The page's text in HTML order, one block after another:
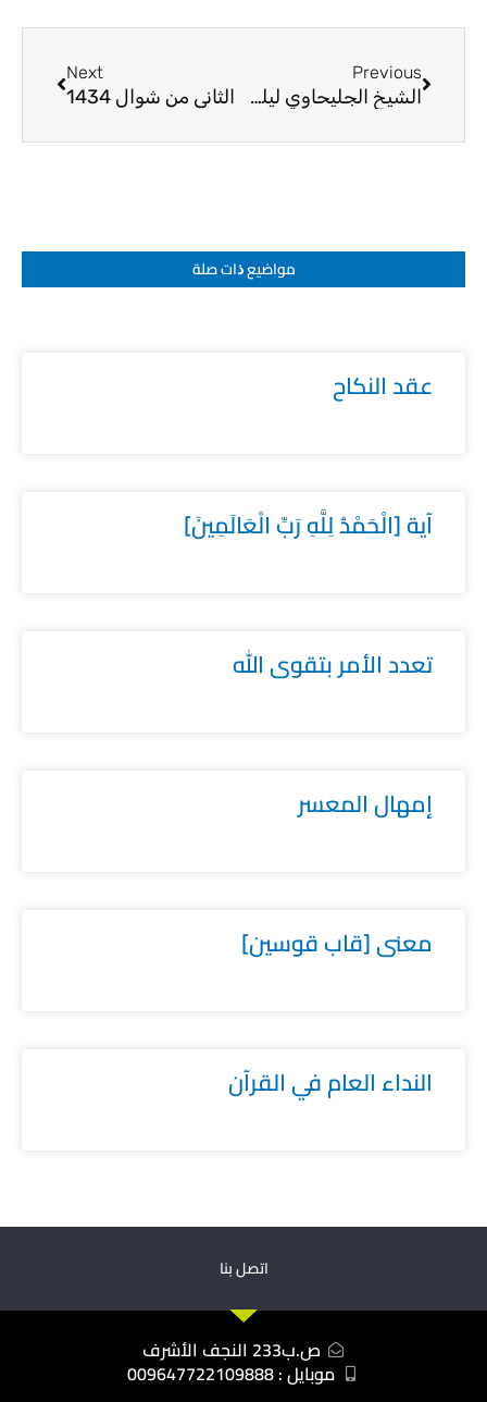
Previous
الشيخ الجليحاوي ليلة19 رمضان
Next
الثاني من شوال 1434
مواضيع ﺫات صلة
عقد النكاح
آية [الْحَمْدُ لِلَّهِ رَبِّ الْعَالَمِينَ]
تعدد الأمر بتقوى الله
إمهال المعسر
معنى [قاب قوسين]
النداء العام في القرآن
اتصل بنا
ص.ب233 النجف الأشرف
موبايل : 009647722109888